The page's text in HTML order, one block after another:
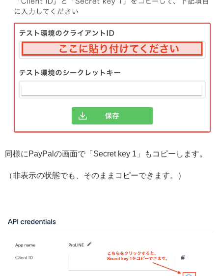
同様にPayPalの画面で「Secret key 1」もコピーします。
（非表示の状態でも、そのままコピーできます。）